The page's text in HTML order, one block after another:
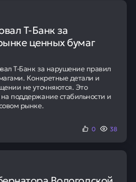
Т-Банк за
ценных бумаг
Т-Банк за нарушение правил
Конкретные детали и
не уточняются. Это
поддержание стабильности и
рынке.
0 38